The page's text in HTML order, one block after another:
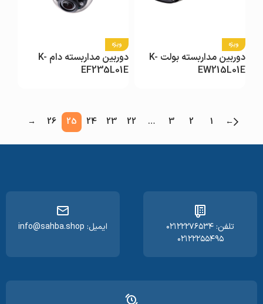
ویژه
دوربین مداربسته بولت K-
EW215L01E
ویژه
دوربین مداربسته دام K-
EF235L01E
←
1
2
3
…
22
23
24
25
26
→
تلفن: ۰۲۱۲۲۲۷۶۵۳۴
۰۲۱۲۲۲۵۵۴۹۵
ایمیل: info@sahba.shop